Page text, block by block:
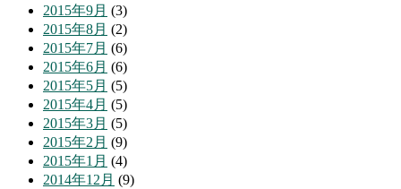
2015年9月 (3)
2015年8月 (2)
2015年7月 (6)
2015年6月 (6)
2015年5月 (5)
2015年4月 (5)
2015年3月 (5)
2015年2月 (9)
2015年1月 (4)
2014年12月 (9)